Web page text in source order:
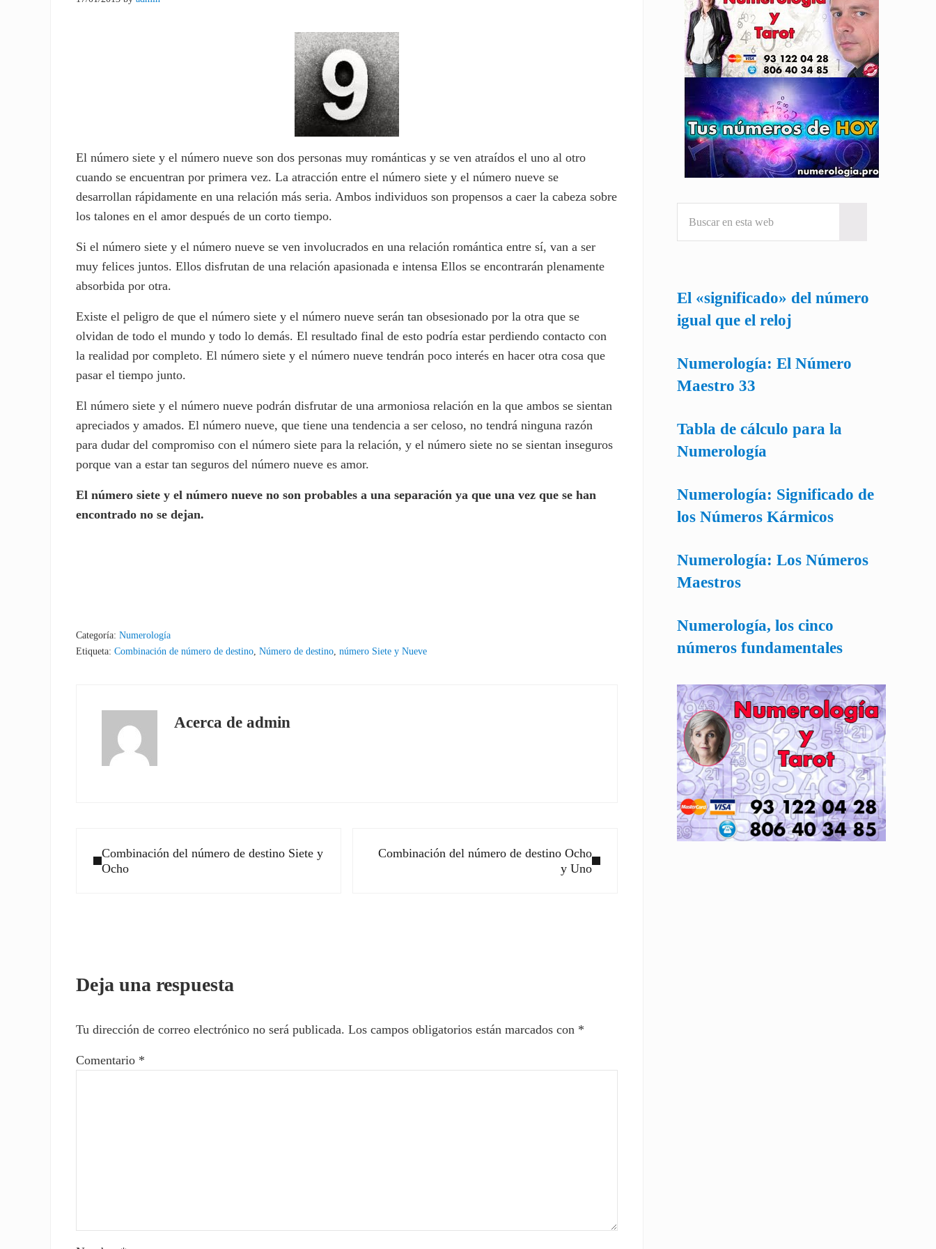
El número siete y el número nueve son dos personas muy románticas y se ven atraídos el uno al otro
cuando se encuentran por primera vez. La atracción entre el número siete y el número nueve se
desarrollan rápidamente en una relación más seria. Ambos individuos son propensos a caer la cabeza sobre
los talones en el amor después de un corto tiempo.
Si el número siete y el número nueve se ven involucrados en una relación romántica entre sí, van a ser
muy felices juntos. Ellos disfrutan de una relación apasionada e intensa Ellos se encontrarán plenamente
absorbida por otra.
Existe el peligro de que el número siete y el número nueve serán tan obsesionado por la otra que se
olvidan de todo el mundo y todo lo demás. El resultado final de esto podría estar perdiendo contacto con
la realidad por completo. El número siete y el número nueve tendrán poco interés en hacer otra cosa que
pasar el tiempo junto.
El número siete y el número nueve podrán disfrutar de una armoniosa relación en la que ambos se sientan
apreciados y amados. El número nueve, que tiene una tendencia a ser celoso, no tendrá ninguna razón
para dudar del compromiso con el número siete para la relación, y el número siete no se sientan inseguros
porque van a estar tan seguros del número nueve es amor.
El número siete y el número nueve no son probables a una separación ya que una vez que se han
encontrado no se dejan.
Categoría:Numerología
Etiqueta:Combinación de número de destino ,Número de destino ,número Siete y Nueve
Acerca deadmin
Combinación del número de destino Siete y
Ocho
Combinación del número de destino Ocho
y Uno
Deja una respuesta
Tu dirección de correo electrónico no será publicada. Los campos obligatorios están marcados con *
Comentario *
El «significado» del número
igual que el reloj
Numerología: El Número
Maestro 33
Tabla de cálculo para la
Numerología
Numerología: Significado de
los Números Kármicos
Numerología: Los Números
Maestros
Numerología, los cinco
números fundamentales